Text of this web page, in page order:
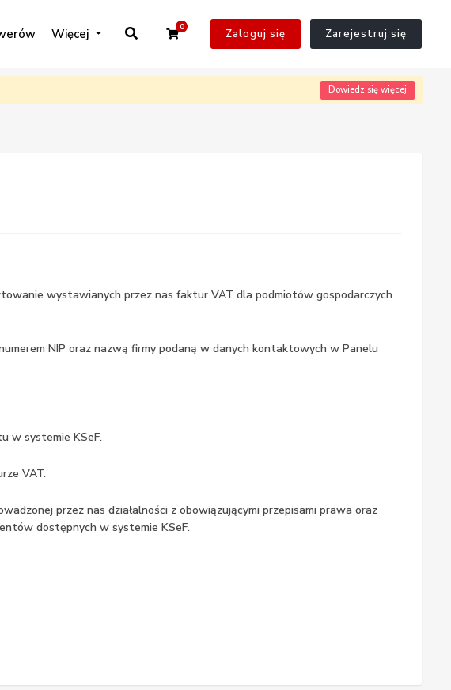
Więcej 0
Twój KoszykZaloguj się Zarejestruj się
Dowiedz się więcej
wystawianych przez nas faktur VAT dla podmiotów gospodarczych
NIP oraz nazwą firmy podaną w danych kontaktowych w Panelu
w systemie KSeF.
VAT.
przez nas działalności z obowiązującymi przepisami prawa oraz
dostępnych w systemie KSeF.